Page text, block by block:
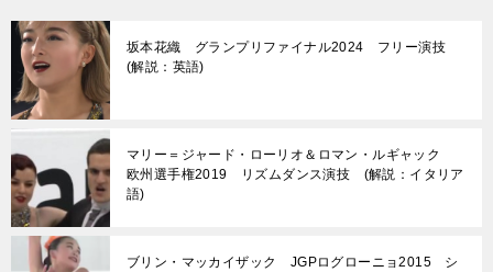
坂本花織 グランプリファイナル2024 フリー演技
(解説：英語)
マリー＝ジャード・ローリオ＆ロマン・ルギャック
欧州選手権2019 リズムダンス演技 (解説：イタリア
語)
ブリン・マッカイザック JGPログローニョ2015 シ